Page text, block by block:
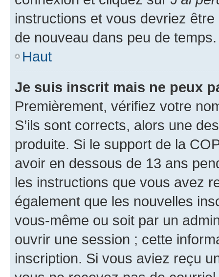
instructions et vous devriez
de nouveau dans peu de temps.
Haut
Je suis inscrit mais ne peux
Premièrement, vérifiez votre
S’ils sont corrects, alors une
produite. Si le support de la
avoir en dessous de 13 ans
les instructions que vous avez
également que les nouvelles
vous-même ou soit par un
ouvrir une session ; cette
inscription. Si vous aviez reçu